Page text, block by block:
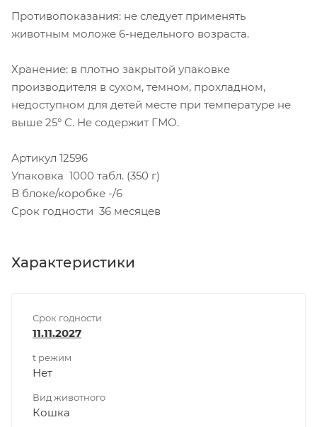
Противопоказания: не следует применять
животным моложе 6-недельного возраста.
Хранение: в плотно закрытой упаковке
производителя в сухом, темном, прохладном,
недоступном для детей месте при температуре не
выше 25° С. Не содержит ГМО.
Артикул 12596
Упаковка 1000 табл. (350 г)
В блоке/коробке -/6
Срок годности 36 месяцев
Характеристики
Срок годности
11.11.2027
t режим
Нет
Вид животного
Кошка